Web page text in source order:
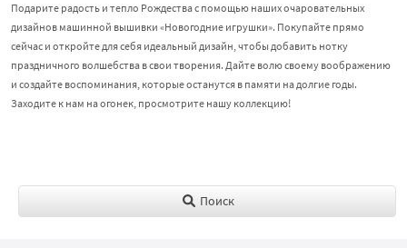
Подарите радость и тепло Рождества с помощью наших очаровательных
дизайнов машинной вышивки «Новогодние игрушки». Покупайте прямо
сейчас и откройте для себя идеальный дизайн, чтобы добавить нотку
праздничного волшебства в свои творения. Дайте волю своему воображению
и создайте воспоминания, которые останутся в памяти на долгие годы.
Заходите к нам на огонек, просмотрите нашу коллекцию!
Поиск